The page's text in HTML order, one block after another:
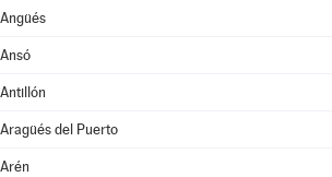
Angüés
Ansó
Antillón
Aragüés del Puerto
Arén